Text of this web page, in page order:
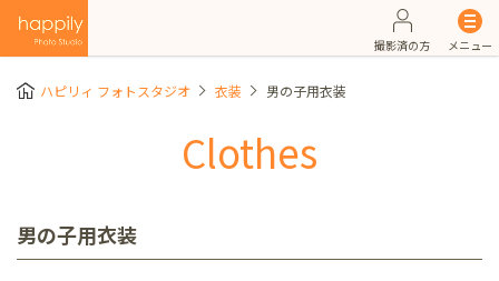
撮影済の方 メニュー
ハピリィ フォトスタジオ 衣装 男の子用衣装
Clothes
男の子用衣装